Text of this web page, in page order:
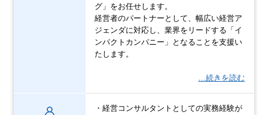
グ」をお任せします。
経営者のパートナーとして、幅広い経営ア
ジェンダに対応し、業界をリードする「イ
ンパクトカンパニー」となることを支援い
たします。
…続きを読む
・経営コンサルタントとしての実務経験が